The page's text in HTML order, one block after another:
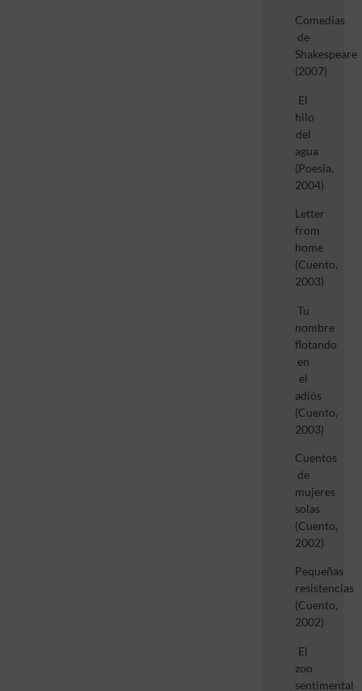
Comedias
de
Shakespeare
(2007)
El
hilo
del
agua
(Poesía,
2004)
Letter
from
home
(Cuento,
2003)
Tu
nombre
flotando
en
el
adiós
(Cuento,
2003)
Cuentos
de
mujeres
solas
(Cuento,
2002)
Pequeñas
resistencias
(Cuento,
2002)
El
zoo
sentimental